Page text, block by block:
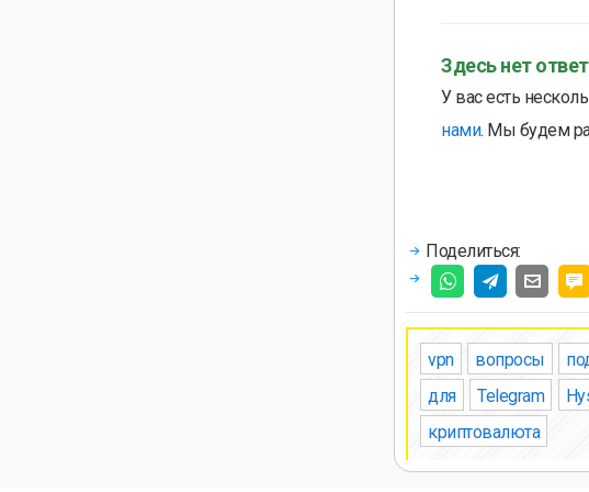
Здесь нет
У вас есть
нами. Мы будем
Поделиться:
vpn вопросы
для
Telegram
криптовалюта